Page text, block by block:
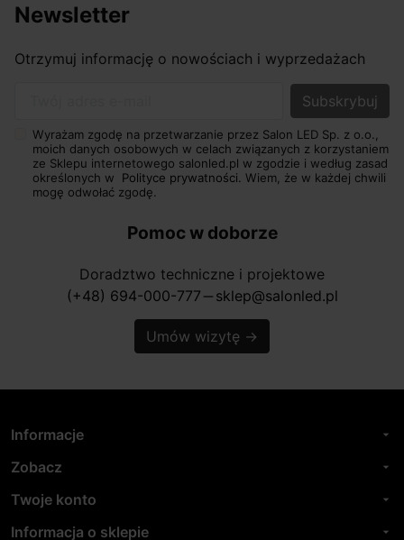
Newsletter
Otrzymuj informację o nowościach i wyprzedażach
Wyrażam zgodę na przetwarzanie przez Salon LED Sp. z o.o.,
moich danych osobowych w celach związanych z korzystaniem
ze Sklepu internetowego salonled.pl w zgodzie i według zasad
określonych w Polityce prywatności. Wiem, że w każdej chwili
mogę odwołać zgodę.
Pomoc w doborze
Doradztwo techniczne i projektowe
(+48) 694-000-777 horizontal_rule sklep@salonled.pl
Umów wizytę →
Informacje arrow_drop_down
Zobacz arrow_drop_down
Twoje konto arrow_drop_down
Informacja o sklepie arrow_drop_down